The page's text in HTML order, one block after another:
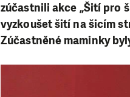
zúčastnili akce „Šití pro
vyzkoušet šití na šicím
Zúčastněné maminky